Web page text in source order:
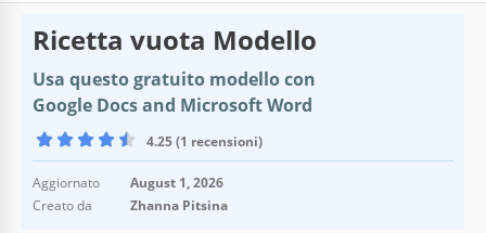
Ricetta vuota Modello
Usa questo gratuito modello con
Google Docs and Microsoft Word
4.25 (1 recensioni)
Aggiornato
August 1, 2026
Creato da
Zhanna Pitsina